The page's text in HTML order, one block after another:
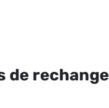
de rechange